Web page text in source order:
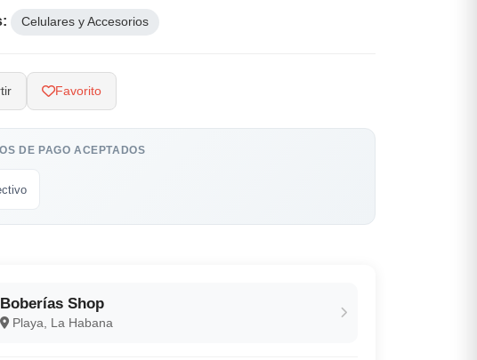
Celulares y Accesorios
Favorito
DE PAGO ACEPTADOS
Boberías Shop
Playa, La Habana